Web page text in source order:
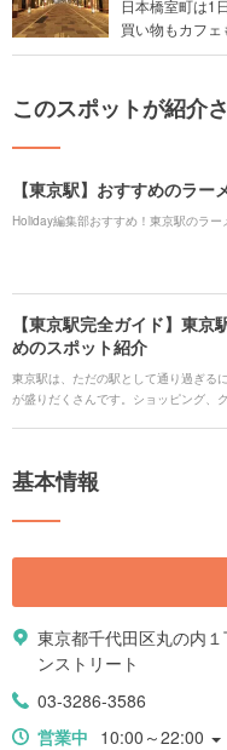
日本橋室町は1
買い物もカフェ
このスポットが紹介
【東京駅】おすすめのラー
Holiday編集部おすすめ！東京駅のラー
【東京駅完全ガイド】東
めのスポット紹介
東京駅は、ただの駅として通り過ぎる
が盛りだくさんです。ショッピング、
方|https://haveagood.holiday/articles/
メ|https://haveagood.holiday/articles/
チ|https://haveagood.holiday/articles/
ェ|https://haveagood.holiday/articles/
ン|https://haveagood.holiday/articles/
業施設|https://haveagood.holiday/
観光|https://haveagood.holiday/
産|https://haveagood.holiday/articles/
ターミナル|https://haveagood.holiday/
基本情報
東京都千代田区丸の内
ンストリート
03-3286-3586
営業中 10:00～22:00